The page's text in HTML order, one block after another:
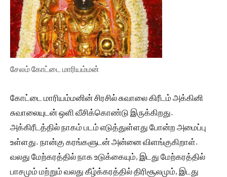
சேலம் கோட்டை மாரியம்மன்
கோட்டை மாரியம்மனின் சிரசில் சுவாலை கிரீடம் அக்கினி
சுவாலையுடன் ஒளி வீசிக்கொண்டு இருக்கிறது.
அக்கிரீடத்தில் நாகம் படம் எடுத்துள்ளது போன்ற அமைப்பு
உள்ளது. நான்கு கரங்களுடன் அன்னை விளங்குகிறாள்.
வலது மேற்கரத்தில் நாக உடுக்கையும், இடது மேற்கரத்தில்
பாசமும் மற்றும் வலது கீழ்க்கரத்தில் திரிசூலமும், இடது